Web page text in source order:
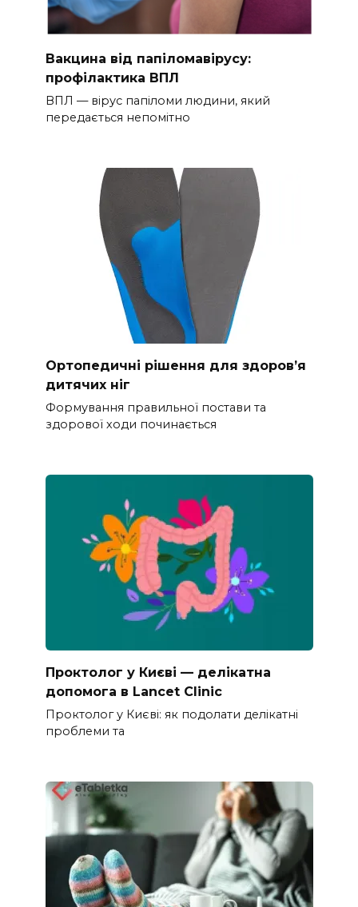
Вакцина від папіломавірусу:
профілактика ВПЛ
ВПЛ — вірус папіломи людини, який
передається непомітно
Ортопедичні рішення для здоров’я
дитячих ніг
Формування правильної постави та
здорової ходи починається
Проктолог у Києві — делікатна
допомога в Lancet Clinic
Проктолог у Києві: як подолати делікатні
проблеми та